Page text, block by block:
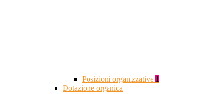
Posizioni organizzative 1
Dotazione organica